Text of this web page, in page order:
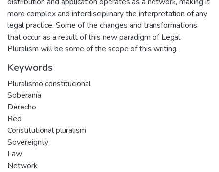
more complex and interdisciplinary the interpretation of any
legal practice. Some of the changes and transformations
that occur as a result of this new paradigm of Legal
Pluralism will be some of the scope of this writing.
Keywords
Pluralismo constitucional
Soberanía
Derecho
Red
Constitutional pluralism
Sovereignty
Law
Network